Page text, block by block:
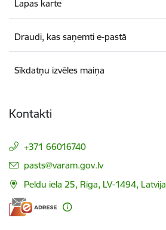
Lapas karte
Draudi, kas saņemti e-pastā
Sīkdatņu izvēles maiņa
Kontakti
+371 66016740
E-pasts:
pasts@varam.gov.lv
Peldu iela 25, Rīga, LV-1494, Latvija